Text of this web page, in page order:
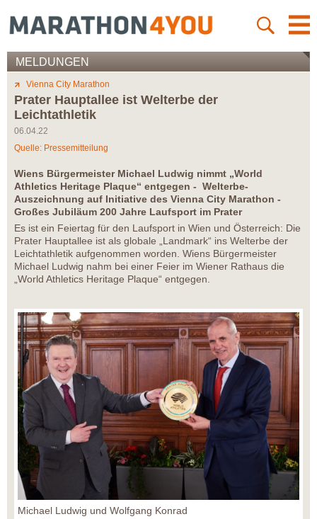
MELDUNGEN
Vienna City Marathon
Prater Hauptallee ist Welterbe der
Leichtathletik
06.04.22
Quelle: Pressemitteilung
Wiens Bürgermeister Michael Ludwig nimmt „World
Athletics Heritage Plaque“ entgegen - Welterbe-
Auszeichnung auf Initiative des Vienna City Marathon -
Großes Jubiläum 200 Jahre Laufsport im Prater
Es ist ein Feiertag für den Laufsport in Wien und Österreich: Die
Prater Hauptallee ist als globale „Landmark“ ins Welterbe der
Leichtathletik aufgenommen worden. Wiens Bürgermeister
Michael Ludwig nahm bei einer Feier im Wiener Rathaus die
„World Athletics Heritage Plaque“ entgegen.
Michael Ludwig und Wolfgang Konrad